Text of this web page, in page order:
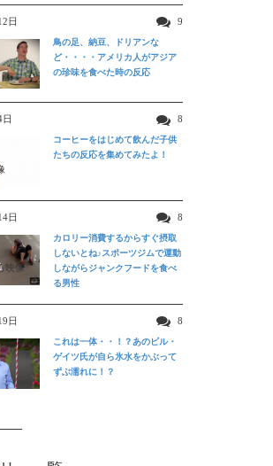
日 9
鳥の足、納豆、ドリアンな
ど・・・・アメリカ人がアジア
の珍味を食べた時の反応
8
コーヒーをはじめて飲んだ子供
たちの反応を集めてみたよ！
日 8
映像
カロリー消費するからすぐ摂取
しないとね♪スポーツジムで運動
しながらジャンクフードを食べ
る男性
日 8
これは一体・・！？あのビル・
ゲイツ氏が自ら氷水をかぶって
ずぶ濡れに！？